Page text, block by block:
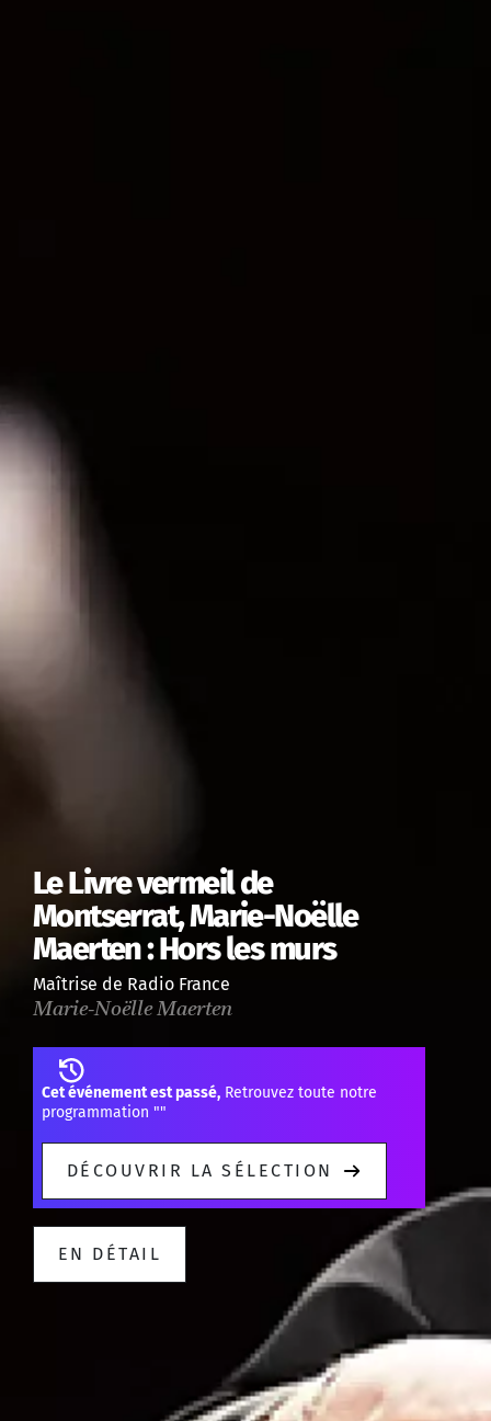
Le Livre vermeil de
Montserrat, Marie-Noëlle
Maerten : Hors les murs
Maîtrise de Radio France
Marie-Noëlle Maerten
Cet événement est passé, Retrouvez toute notre
programmation ""
DÉCOUVRIR LA SÉLECTION
EN DÉTAIL